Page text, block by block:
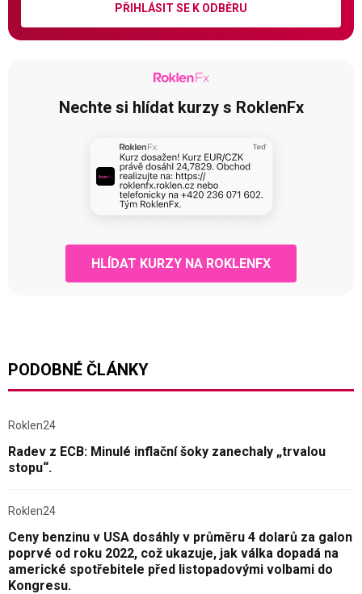
PŘIHLÁSIT SE K ODBĚRU
Nechte si hlídat kurzy s RoklenFx
HLÍDAT KURZY NA ROKLENFX
PODOBNÉ ČLÁNKY
Roklen24
Radev z ECB: Minulé inflační šoky zanechaly „trvalou
stopu“.
Roklen24
Ceny benzinu v USA dosáhly v průměru 4 dolarů za galon
poprvé od roku 2022, což ukazuje, jak válka dopadá na
americké spotřebitele před listopadovými volbami do
Kongresu.